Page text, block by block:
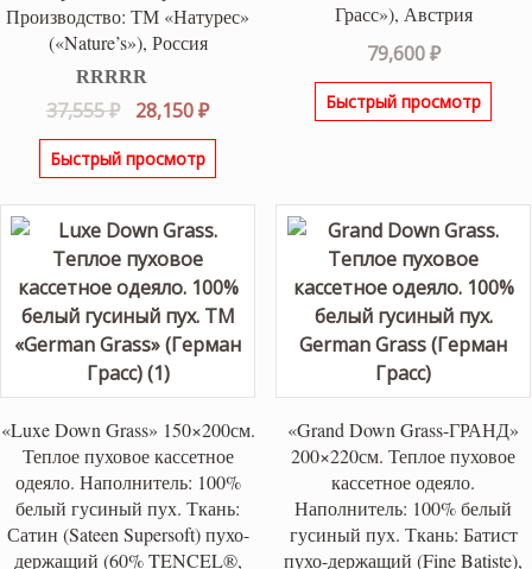
Производство: ТМ «Натурес»
(«Nature’s»), Россия
Оценка5.00
из 5
37,555₽
Первоначальная
цена
составляла
28,150₽Текущая
цена:
Быстрый просмотр
Грасс»), Австрия
79,600₽
Быстрый просмотр
«Luxe Down Grass» 150×200см.
Теплое пуховое кассетное
одеяло. Наполнитель: 100%
белый гусиный пух. Ткань:
Сатин (Sateen Supersoft) пухо-
держащий (60% TENCEL®,
«Grand Down Grass-ГРАНД»
200×220см. Теплое пуховое
кассетное одеяло.
Наполнитель: 100% белый
гусиный пух. Ткань: Батист
пухо-держащий (Fine Batiste),